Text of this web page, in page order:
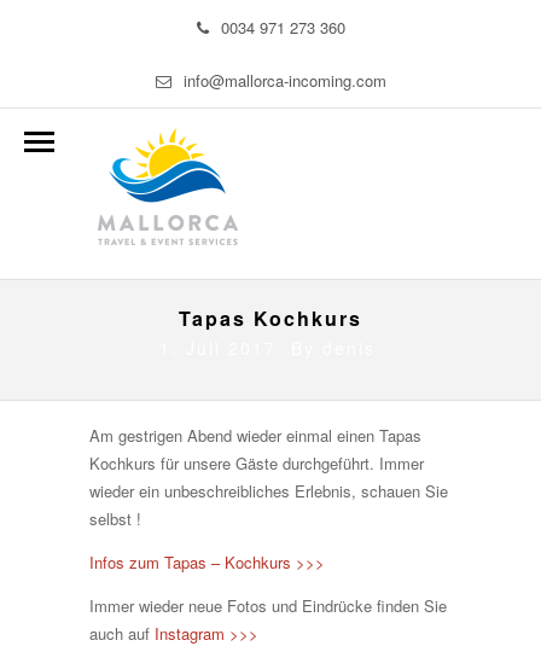
0034 971 273 360
info@mallorca-incoming.com
Tapas Kochkurs
Am gestrigen Abend wieder einmal einen Tapas
Kochkurs für unsere Gäste durchgeführt. Immer
wieder ein unbeschreibliches Erlebnis, schauen Sie
selbst !
Infos zum Tapas – Kochkurs >>>
Immer wieder neue Fotos und Eindrücke finden Sie
auch auf Instagram >>>